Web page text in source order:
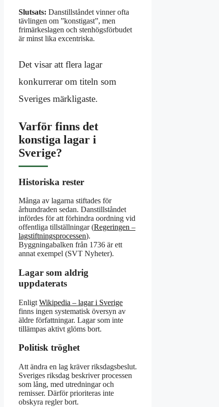
Slutsats: Danstillståndet vinner ofta
tävlingen om ”konstigast”, men
frimärkeslagen och stenhögsförbudet
är minst lika excentriska.
Det visar att flera lagar
konkurrerar om titeln som
Sveriges märkligaste.
Varför finns det
konstiga lagar i
Sverige?
Historiska rester
Många av lagarna stiftades för
århundraden sedan. Danstillståndet
infördes för att förhindra oordning vid
offentliga tillställningar (Regeringen –
lagstiftningsprocessen).
Byggningabalken från 1736 är ett
annat exempel (SVT Nyheter).
Lagar som aldrig
uppdaterats
Enligt Wikipedia – lagar i Sverige
finns ingen systematisk översyn av
äldre författningar. Lagar som inte
tillämpas aktivt glöms bort.
Politisk tröghet
Att ändra en lag kräver riksdagsbeslut.
Sveriges riksdag beskriver processen
som lång, med utredningar och
remisser. Därför prioriteras inte
obskyra regler bort.